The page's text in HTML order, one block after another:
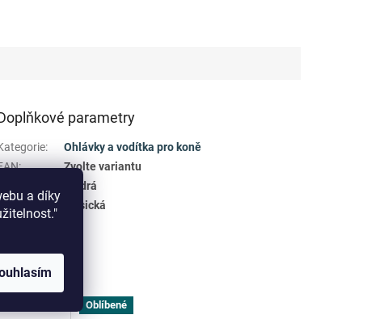
a díky
Oblíbené
parametry
:
Ohlávky a vodítka pro koně
:
Zvolte variantu
Modrá
klasická